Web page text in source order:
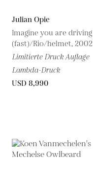
Julian Opie
Imagine you are driving
(fast)/Rio/helmet, 2002
Limitierte Druck Auflage
Lambda-Druck
USD 8,990